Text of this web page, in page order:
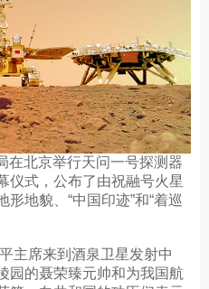
在北京举行天问一号探测器
仪式，公布了由祝融号火星
地貌、“中国印迹”和“着巡
席来到酒泉卫星发射中
园的聂荣臻元帅和为我国航